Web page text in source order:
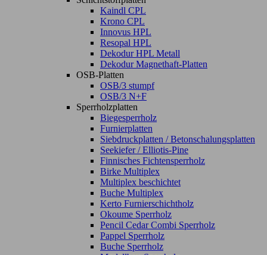
Kaindl CPL
Krono CPL
Innovus HPL
Resopal HPL
Dekodur HPL Metall
Dekodur Magnethaft-Platten
OSB-Platten
OSB/3 stumpf
OSB/3 N+F
Sperrholzplatten
Biegesperrholz
Furnierplatten
Siebdruckplatten / Betonschalungsplatten
Seekiefer / Elliotis-Pine
Finnisches Fichtensperrholz
Birke Multiplex
Multiplex beschichtet
Buche Multiplex
Kerto Furnierschichtholz
Okoume Sperrholz
Pencil Cedar Combi Sperrholz
Pappel Sperrholz
Buche Sperrholz